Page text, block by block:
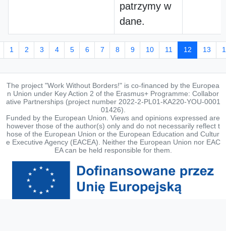
patrzymy w
dane.
1 2 3 4 5 6 7 8 9 10 11 12 13
The project "Work Without Borders!" is co-financed by the Europea
n Union under Key Action 2 of the Erasmus+ Programme: Collabor
ative Partnerships (project number 2022-2-PL01-KA220-YOU-0001
01426).
Funded by the European Union. Views and opinions expressed are
however those of the author(s) only and do not necessarily reflect t
hose of the European Union or the European Education and Cultur
e Executive Agency (EACEA). Neither the European Union nor EAC